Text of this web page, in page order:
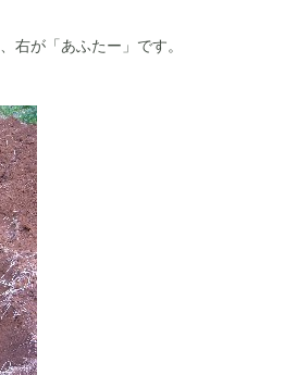
右が「あふたー」です。